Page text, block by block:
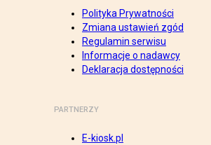
Polityka Prywatności
Zmiana ustawień zgód
Regulamin serwisu
Informacje o nadawcy
Deklaracja dostępności
PARTNERZY
E-kiosk.pl